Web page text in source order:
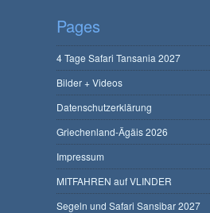
Pages
4 Tage Safari Tansania 2027
Bilder + Videos
Datenschutzerklärung
Griechenland-Ägäis 2026
Impressum
MITFAHREN auf VLINDER
Segeln und Safari Sansibar 2027